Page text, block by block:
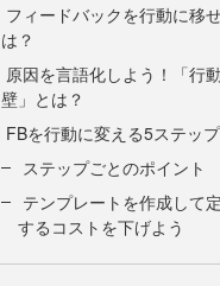
フィードバックを行動に移
は？
原因を言語化しよう！「行
壁」とは？
FBを行動に変える5ステッ
ステップごとのポイント
テンプレートを作成して
するコストを下げよう